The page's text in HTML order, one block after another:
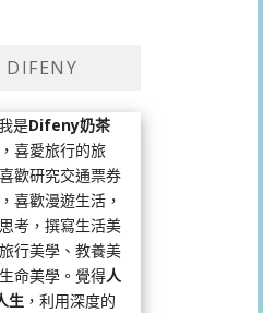
DIFENY
是Difeny奶茶
，喜愛旅行的旅
歡研究交通票券
喜歡漫遊生活，
考，撰寫生活美
行美學、教養美
命美學。覺得人
生 ，利用深度的